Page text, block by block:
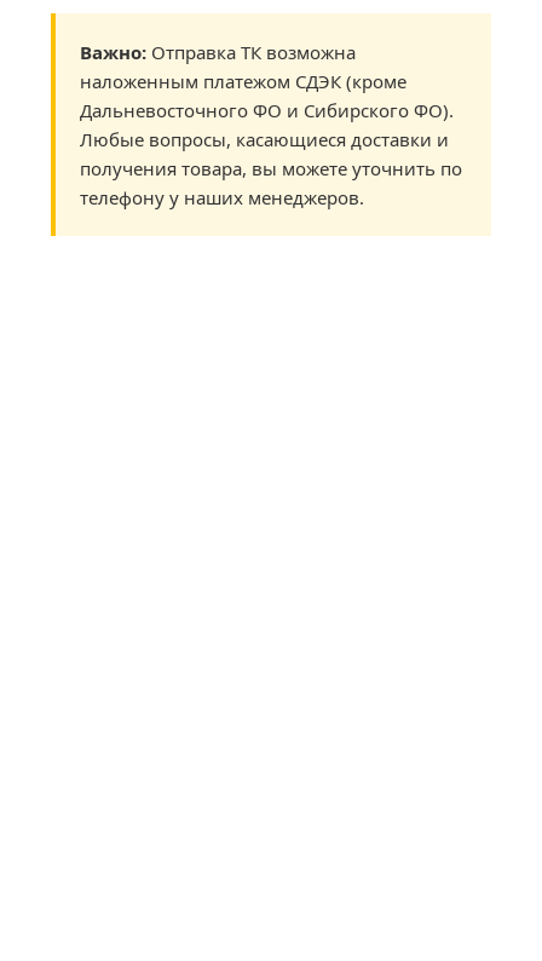
Важно: Отправка ТК возможна
наложенным платежом СДЭК (кроме
Дальневосточного ФО и Сибирского ФО).
Любые вопросы, касающиеся доставки и
получения товара, вы можете уточнить по
телефону у наших менеджеров.